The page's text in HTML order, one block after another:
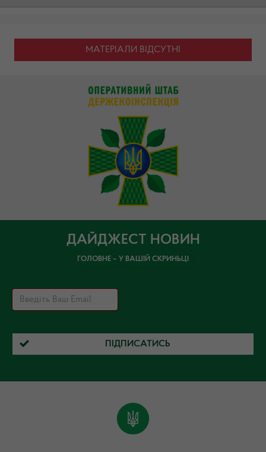
МАТЕРІАЛИ ВІДСУТНІ
ДАЙДЖЕСТ НОВИН
ГОЛОВНЕ – У ВАШІЙ СКРИНЬЦІ
ПІДПИСАТИСЬ